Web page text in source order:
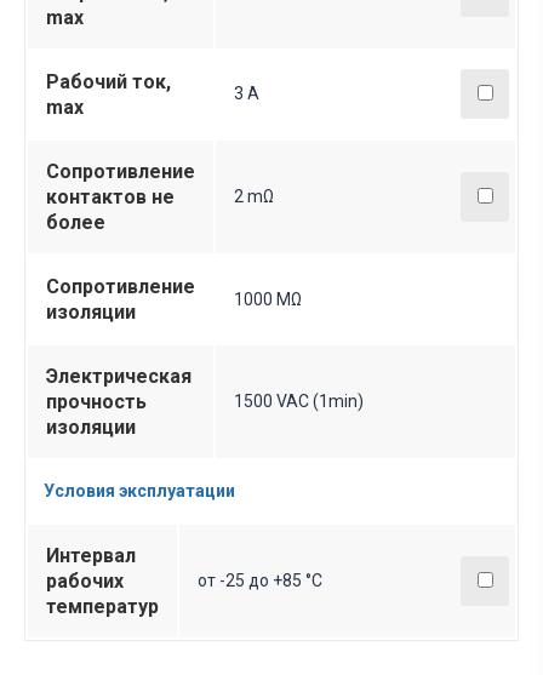
max
Рабочий ток,
max
3 A
Сопротивление
контактов не
более
2 mΩ
Сопротивление
изоляции
1000 MΩ
Электрическая
прочность
изоляции
1500 VAC (1min)
Условия эксплуатации
Интервал
рабочих
температур
от -25 до +85 °С